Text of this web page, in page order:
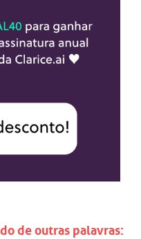
de outras palavras: